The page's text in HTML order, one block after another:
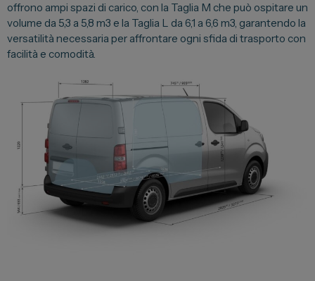
offrono ampi spazi di carico, con la Taglia M che può ospitare un
volume da 5,3 a 5,8 m3 e la Taglia L da 6,1 a 6,6 m3, garantendo la
versatilità necessaria per affrontare ogni sfida di trasporto con
facilità e comodità.